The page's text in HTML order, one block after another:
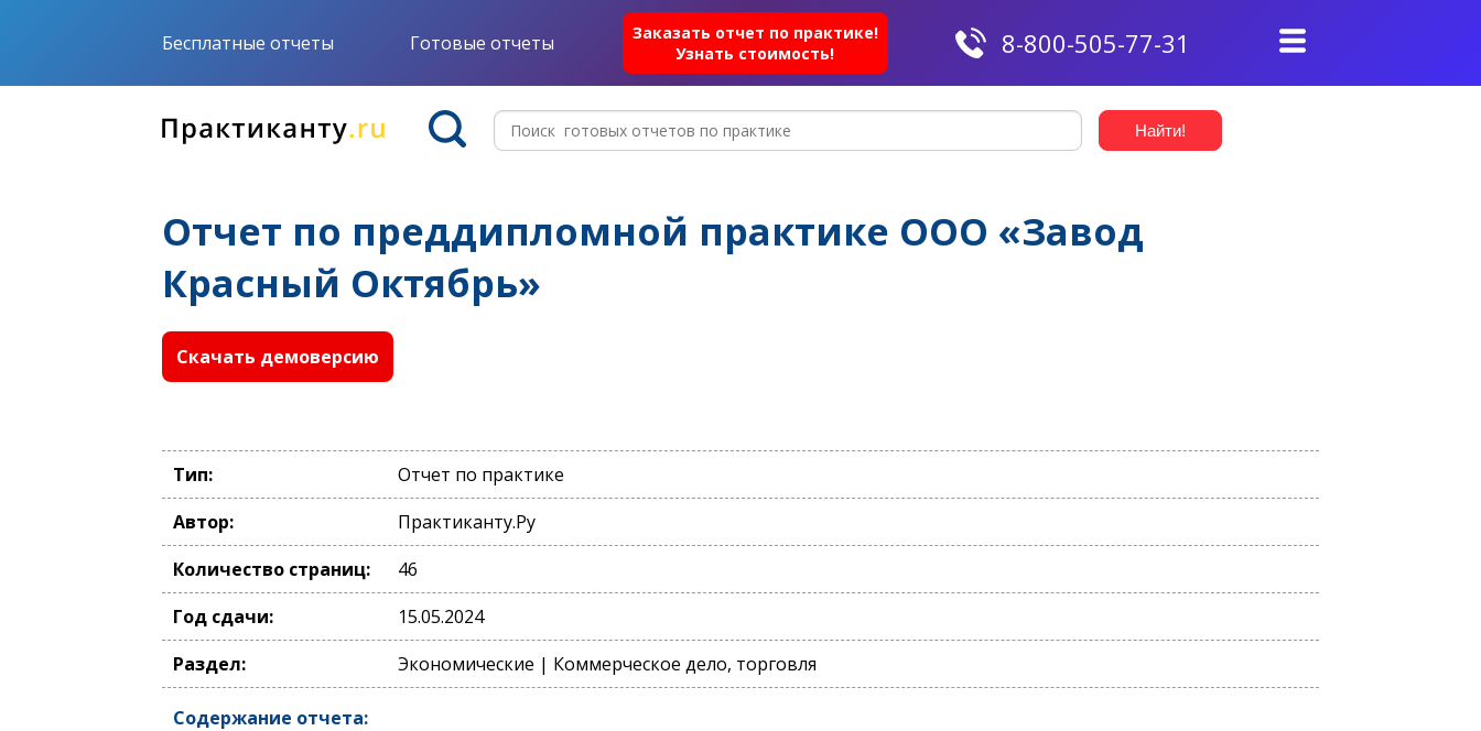
Бесплатные отчеты Готовые отчеты
Заказать отчет по практике!
Узнать стоимость!
8-800-505-77-31
Отчет по преддипломной практике ООО «Завод
Красный Октябрь»
Скачать демоверсию
Тип:
Отчет по практике
Автор:
Практиканту.Ру
Количество страниц:
46
Год сдачи:
15.05.2024
Раздел:
Экономические | Коммерческое дело, торговля
Содержание отчета: